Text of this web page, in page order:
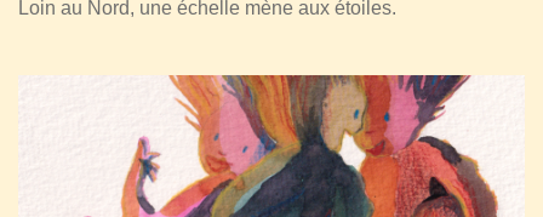
Loin au Nord, une échelle mène aux étoiles.